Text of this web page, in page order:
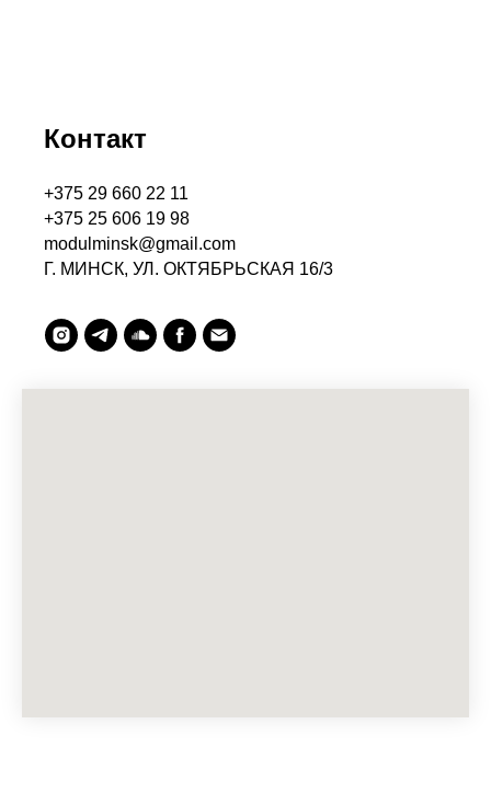
Контакт
+375 29 660 22 11
+375 25 606 19 98
modulminsk@gmail.com
Г. МИНСК, УЛ. ОКТЯБРЬСКАЯ 16/3